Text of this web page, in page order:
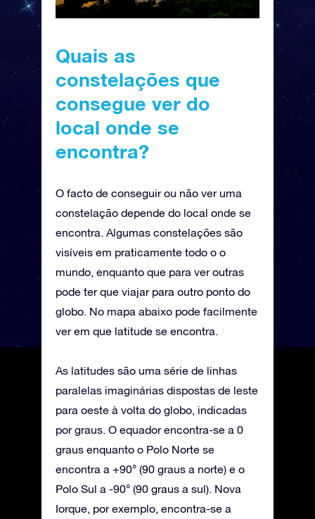
Quais as
constelações que
consegue ver do
local onde se
encontra?
O facto de conseguir ou não ver uma
constelação depende do local onde se
encontra. Algumas constelações são
visíveis em praticamente todo o o
mundo, enquanto que para ver outras
pode ter que viajar para outro ponto do
globo. No mapa abaixo pode facilmente
ver em que latitude se encontra.
As latitudes são uma série de linhas
paralelas imaginárias dispostas de leste
para oeste à volta do globo, indicadas
por graus. O equador encontra-se a 0
graus enquanto o Polo Norte se
encontra a +90° (90 graus a norte) e o
Polo Sul a -90° (90 graus a sul). Nova
Iorque, por exemplo, encontra-se a